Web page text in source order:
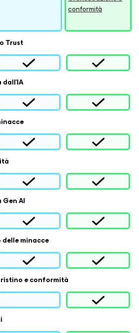
conformità
Trust
dall'IA
AI
minacce
e conformità